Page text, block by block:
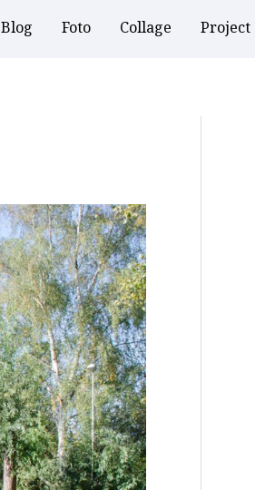
Blog Foto Collage Project